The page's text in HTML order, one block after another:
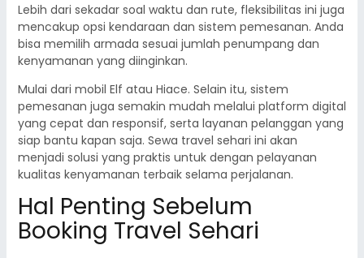
Lebih dari sekadar soal waktu dan rute, fleksibilitas ini juga
mencakup opsi kendaraan dan sistem pemesanan. Anda
bisa memilih armada sesuai jumlah penumpang dan
kenyamanan yang diinginkan.
Mulai dari mobil Elf atau Hiace. Selain itu, sistem
pemesanan juga semakin mudah melalui platform digital
yang cepat dan responsif, serta layanan pelanggan yang
siap bantu kapan saja. Sewa travel sehari ini akan
menjadi solusi yang praktis untuk dengan pelayanan
kualitas kenyamanan terbaik selama perjalanan.
Hal Penting Sebelum
Booking Travel Sehari